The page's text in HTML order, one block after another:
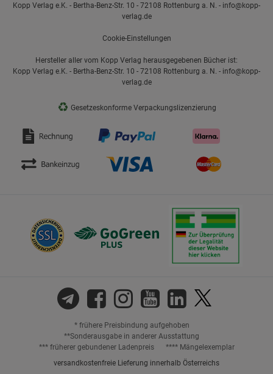
Kopp Verlag e.K. - Bertha-Benz-Str. 10 - 72108 Rottenburg a. N. - info@kopp-
verlag.de
Cookie-Einstellungen
Hersteller aller vom Kopp Verlag herausgegebenen Bücher ist:
Kopp Verlag e.K. - Bertha-Benz-Str. 10 - 72108 Rottenburg a. N. - info@kopp-
verlag.de
♻ Gesetzeskonforme Verpackungslizenzierung
* frühere Preisbindung aufgehoben
**Sonderausgabe in anderer Ausstattung
*** früherer gebundener Ladenpreis
**** Mängelexemplar
versandkostenfreie Lieferung innerhalb Österreichs